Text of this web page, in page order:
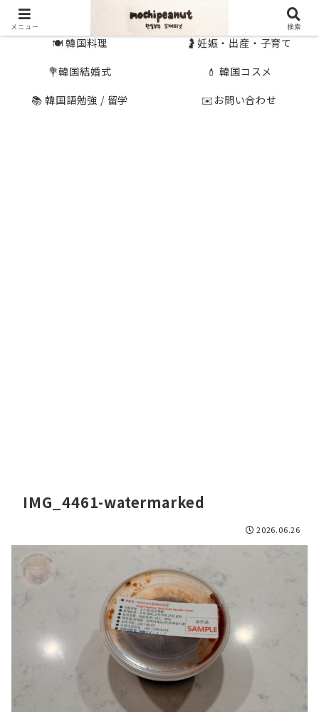
🍽 韓国料理
🤰妊娠・出産・子育て
💐韓国結婚式
💄 韓国コスメ
📚 韓国語勉強 / 留学
✉️お問い合わせ
IMG_4461-watermarked
2026.06.26
メニュー 検索